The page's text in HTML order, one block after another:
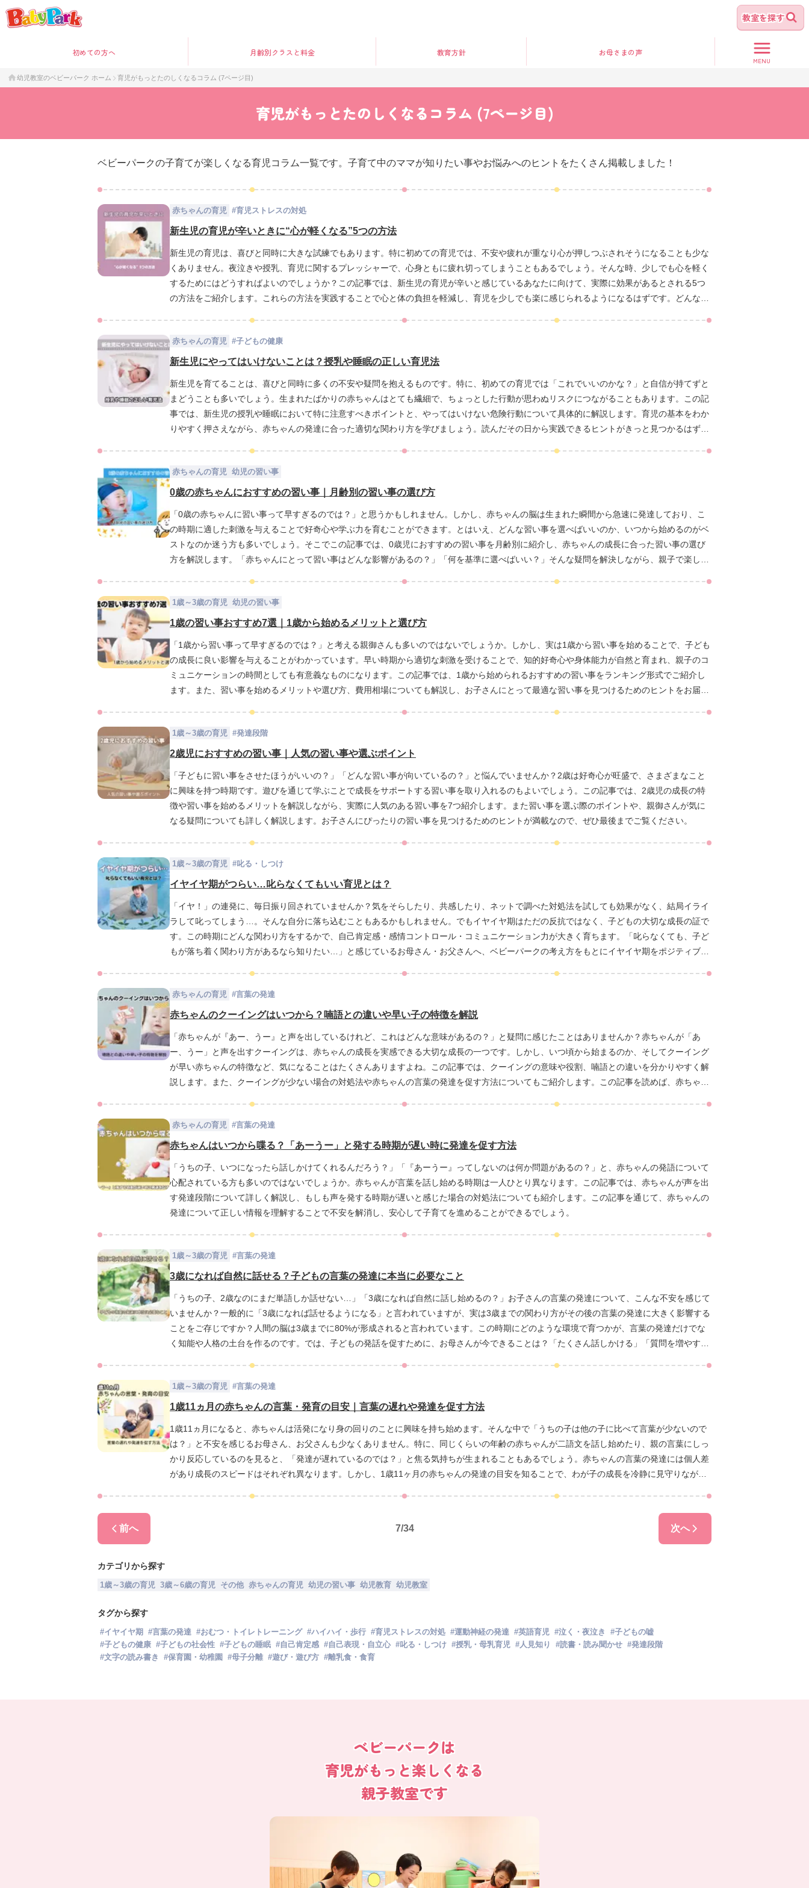
教室を探す
初めての方へ 月齢別クラス と料金 教育方針 お母さまの声
MENU
幼児教室のベビーパーク ホーム 育児がもっとたのしくなるコラム (7ページ目)
育児がもっとたのしくなるコラム (7ページ目)
ベビーパークの子育てが楽しくなる育児コラム一覧です。子育て中のママが知りたい事やお悩みへのヒントをたくさん掲載しました！
赤ちゃんの育児 #育児ストレスの対処
新生児の育児が辛いときに“心が軽くなる”5つの方法
新生児の育児は、喜びと同時に大きな試練でもあります。特に初めての育児では、不安や疲れが重なり心が押しつぶされそうになることも少な
くありません。夜泣きや授乳、育児に関するプレッシャーで、心身ともに疲れ切ってしまうこともあるでしょう。そんな時、少しでも心を軽く
するためにはどうすればよいのでしょうか？この記事では、新生児の育児が辛いと感じているあなたに向けて、実際に効果があるとされる5つ
の方法をご紹介します。これらの方法を実践することで心と体の負担を軽減し、育児を少しでも楽に感じられるようになるはずです。どんな方
赤ちゃんの育児 #子どもの健康
新生児にやってはいけないことは？授乳や睡眠の正しい育児法
新生児を育てることは、喜びと同時に多くの不安や疑問を抱えるものです。特に、初めての育児では「これでいいのかな？」と自信が持てずと
まどうことも多いでしょう。生まれたばかりの赤ちゃんはとても繊細で、ちょっとした行動が思わぬリスクにつながることもあります。この記
事では、新生児の授乳や睡眠において特に注意すべきポイントと、やってはいけない危険行動について具体的に解説します。育児の基本をわか
りやすく押さえながら、赤ちゃんの発達に合った適切な関わり方を学びましょう。読んだその日から実践できるヒントがきっと見つかるはずで
赤ちゃんの育児 幼児の習い事
0歳の赤ちゃんにおすすめの習い事｜月齢別の習い事の選び方
「0歳の赤ちゃんに習い事って早すぎるのでは？」と思うかもしれません。しかし、赤ちゃんの脳は生まれた瞬間から急速に発達しており、こ
の時期に適した刺激を与えることで好奇心や学ぶ力を育むことができます。とはいえ、どんな習い事を選べばいいのか、いつから始めるのがベ
ストなのか迷う方も多いでしょう。そこでこの記事では、0歳児におすすめの習い事を月齢別に紹介し、赤ちゃんの成長に合った習い事の選び
方を解説します。「赤ちゃんにとって習い事はどんな影響があるの？」「何を基準に選べばいい？」そんな疑問を解決しながら、親子で楽しめ
1歳～3歳の育児 幼児の習い事
1歳の習い事おすすめ7選｜1歳から始めるメリットと選び方
「1歳から習い事って早すぎるのでは？」と考える親御さんも多いのではないでしょうか。しかし、実は1歳から習い事を始めることで、子ども
の成長に良い影響を与えることがわかっています。早い時期から適切な刺激を受けることで、知的好奇心や身体能力が自然と育まれ、親子のコ
ミュニケーションの時間としても有意義なものになります。この記事では、1歳から始められるおすすめの習い事をランキング形式でご紹介し
ます。また、習い事を始めるメリットや選び方、費用相場についても解説し、お子さんにとって最適な習い事を見つけるためのヒントをお届け
1歳～3歳の育児 #発達段階
2歳児におすすめの習い事｜人気の習い事や選ぶポイント
「子どもに習い事をさせたほうがいいの？」「どんな習い事が向いているの？」と悩んでいませんか？2歳は好奇心が旺盛で、さまざまなこと
に興味を持つ時期です。遊びを通じて学ぶことで成長をサポートする習い事を取り入れるのもよいでしょう。この記事では、2歳児の成長の特
徴や習い事を始めるメリットを解説しながら、実際に人気のある習い事を7つ紹介します。また習い事を選ぶ際のポイントや、親御さんが気に
なる疑問についても詳しく解説します。お子さんにぴったりの習い事を見つけるためのヒントが満載なので、ぜひ最後までご覧ください。
1歳～3歳の育児 #叱る・しつけ
イヤイヤ期がつらい…叱らなくてもいい育児とは？
「イヤ！」の連発に、毎日振り回されていませんか？気をそらしたり、共感したり、ネットで調べた対処法を試しても効果がなく、結局イライ
ラして叱ってしまう…。そんな自分に落ち込むこともあるかもしれません。でもイヤイヤ期はただの反抗ではなく、子どもの大切な成長の証で
す。この時期にどんな関わり方をするかで、自己肯定感・感情コントロール・コミュニケーション力が大きく育ちます。「叱らなくても、子ど
もが落ち着く関わり方があるなら知りたい…」と感じているお母さん・お父さんへ、ベビーパークの考え方をもとにイヤイヤ期をポジティブに
赤ちゃんの育児 #言葉の発達
赤ちゃんのクーイングはいつから？喃語との違いや早い子の特徴を解説
「赤ちゃんが『あー、うー』と声を出しているけれど、これはどんな意味があるの？」と疑問に感じたことはありませんか？赤ちゃんが「あ
ー、うー」と声を出すクーイングは、赤ちゃんの成長を実感できる大切な成長の一つです。しかし、いつ頃から始まるのか、そしてクーイング
が早い赤ちゃんの特徴など、気になることはたくさんありますよね。この記事では、クーイングの意味や役割、喃語との違いを分かりやすく解
説します。また、クーイングが少ない場合の対処法や赤ちゃんの言葉の発達を促す方法についてもご紹介します。この記事を読めば、赤ちゃん
赤ちゃんの育児 #言葉の発達
赤ちゃんはいつから喋る？「あーうー」と発する時期が遅い時に発達を促す方法
「うちの子、いつになったら話しかけてくれるんだろう？」「『あーうー』ってしないのは何か問題があるの？」と、赤ちゃんの発語について
心配されている方も多いのではないでしょうか。赤ちゃんが言葉を話し始める時期は一人ひとり異なります。この記事では、赤ちゃんが声を出
す発達段階について詳しく解説し、もしも声を発する時期が遅いと感じた場合の対処法についても紹介します。この記事を通じて、赤ちゃんの
発達について正しい情報を理解することで不安を解消し、安心して子育てを進めることができるでしょう。
1歳～3歳の育児 #言葉の発達
3歳になれば自然に話せる？子どもの言葉の発達に本当に必要なこと
「うちの子、2歳なのにまだ単語しか話せない…」「3歳になれば自然に話し始めるの？」お子さんの言葉の発達について、こんな不安を感じて
いませんか？一般的に「3歳になれば話せるようになる」と言われていますが、実は3歳までの関わり方がその後の言葉の発達に大きく影響する
ことをご存じですか？人間の脳は3歳までに80%が形成されると言われています。この時期にどのような環境で育つかが、言葉の発達だけでな
く知能や人格の土台を作るのです。では、子どもの発話を促すために、お母さんが今できることは？「たくさん話しかける」「質問を増やす」
1歳～3歳の育児 #言葉の発達
1歳11ヵ月の赤ちゃんの言葉・発育の目安｜言葉の遅れや発達を促す方法
1歳11ヵ月になると、赤ちゃんは活発になり身の回りのことに興味を持ち始めます。そんな中で「うちの子は他の子に比べて言葉が少ないので
は？」と不安を感じるお母さん、お父さんも少なくありません。特に、同じくらいの年齢の赤ちゃんが二語文を話し始めたり、親の言葉にしっ
かり反応しているのを見ると、「発達が遅れているのでは？」と焦る気持ちが生まれることもあるでしょう。赤ちゃんの言葉の発達には個人差
があり成長のスピードはそれぞれ異なります。しかし、1歳11ヶ月の赤ちゃんの発達の目安を知ることで、わが子の成長を冷静に見守りながら
前へ 7/34 次へ
カテゴリから探す
1歳～3歳の育児 3歳～6歳の育児 その他 赤ちゃんの育児 幼児の習い事 幼児教育 幼児教室
タグから探す
#イヤイヤ期 #言葉の発達 #おむつ・トイレトレーニング #ハイハイ・歩行 #育児ストレスの対処 #運動神経の発達 #英語育児 #泣く・夜泣き #子どもの嘘
#子どもの健康 #子どもの社会性 #子どもの睡眠 #自己肯定感 #自己表現・自立心 #叱る・しつけ #授乳・母乳育児 #人見知り #読書・読み聞かせ #発達段階
#文字の読み書き #保育園・幼稚園 #母子分離 #遊び・遊び方 #離乳食・食育
ベビーパークは
育児がもっと楽しくなる
親子教室です